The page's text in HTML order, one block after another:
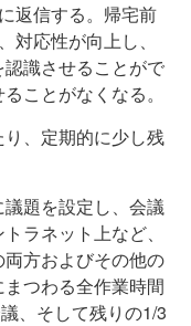
返信する。帰宅前
対応性が向上し、
識させることがで
ことがなくなる。
、定期的に少し残
題を設定し、会議
ラネット上など、
方およびその他の
つわる全作業時間
、そして残りの1/3